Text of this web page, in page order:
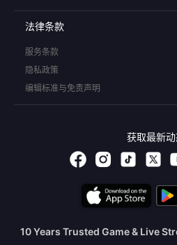
法律条款
服务条款
隐私政策
编辑标准与免责声明
获取最新
10 Years Trusted Game & Live